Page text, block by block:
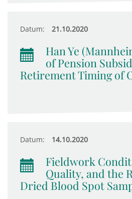
Datum: 21.10.2020
Han Ye
of Pension
Retirement Timing of
Datum: 14.10.2020
Fieldwork
Quality, and the
Dried Blood Spot